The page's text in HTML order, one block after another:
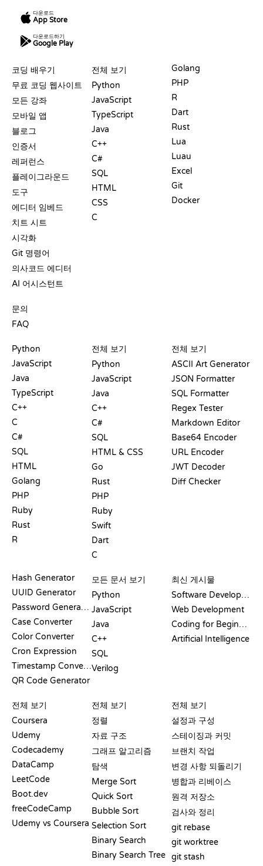
다운로드
App Store
다운로드하기
Google Play
코딩 배우기
무료 코딩 웹사이트
모든 강좌
모바일 앱
블로그
인증서
레퍼런스
플레이그라운드
도구
에디터 임베드
치트 시트
시각화
Git 명령어
의사코드 에디터
AI 어시스턴트
문의
FAQ
전체 보기
Python
JavaScript
TypeScript
Java
C++
C#
SQL
HTML
CSS
C
Golang
PHP
R
Dart
Rust
Lua
Luau
Excel
Git
Docker
Python
JavaScript
Java
TypeScript
C++
C
C#
SQL
HTML
Golang
PHP
Ruby
Rust
R
전체 보기
Python
JavaScript
Java
C++
C#
SQL
HTML & CSS
Go
Rust
PHP
Ruby
Swift
Dart
C
전체 보기
ASCII Art Generator
JSON Formatter
SQL Formatter
Regex Tester
Markdown Editor
Base64 Encoder
URL Encoder
JWT Decoder
Diff Checker
Hash Generator
UUID Generator
Password Generator
Case Converter
Color Converter
Cron Expression
Timestamp Converter
QR Code Generator
모든 문서 보기
Python
JavaScript
Java
C++
SQL
Verilog
최신 게시물
Software Development
Web Development
Coding for Beginners
Artificial Intelligence
전체 보기
Coursera
Udemy
Codecademy
DataCamp
LeetCode
Boot.dev
freeCodeCamp
Udemy vs Coursera
전체 보기
정렬
자료 구조
그래프 알고리즘
탐색
Merge Sort
Quick Sort
Bubble Sort
Selection Sort
Binary Search
Binary Search Tree
전체 보기
설정과 구성
스테이징과 커밋
브랜치 작업
변경 사항 되돌리기
병합과 리베이스
원격 저장소
검사와 정리
git rebase
git worktree
git stash